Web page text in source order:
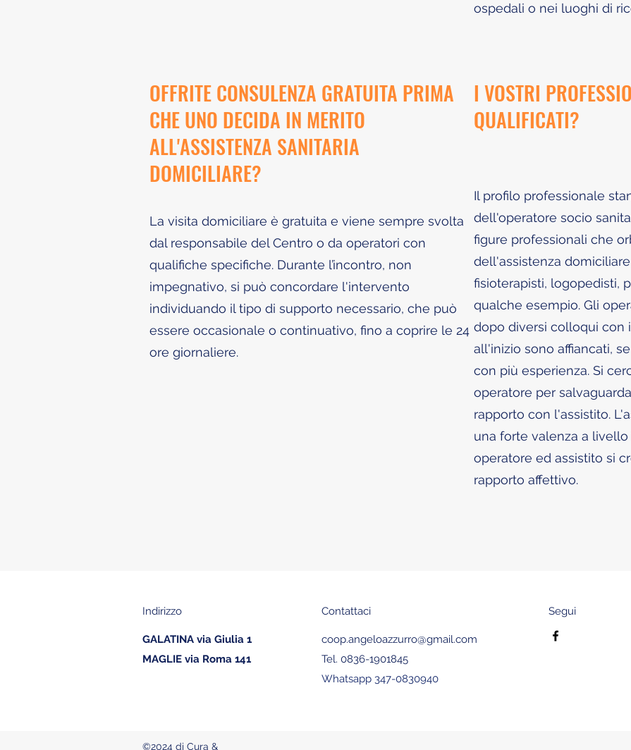
ospedali o nei luoghi di
OFFRITE CONSULENZA GRATUITA PRIMA
CHE UNO DECIDA IN MERITO
ALL'ASSISTENZA SANITARIA
DOMICILIARE?
La visita domiciliare è gratuita e viene sempre svolta
dal responsabile del Centro o da operatori con
qualifiche specifiche. Durante l’incontro, non
impegnativo, si può concordare l'intervento
individuando il tipo di supporto necessario, che può
essere occasionale o continuativo, fino a coprire le 24
ore giornaliere.
I VOSTRI
QUALIFICATI?
Il profilo professionale
dell'operatore socio
figure professionali che
dell'assistenza
fisioterapisti, logopedisti,
qualche esempio. Gli
dopo diversi colloqui con
all'inizio sono affiancati,
con più esperienza. Si
operatore per
rapporto con l'assistito.
una forte valenza a
operatore ed assistito si
rapporto affettivo.
Indirizzo
GALATINA via Giulia 1
MAGLIE via Roma 141
Contattaci
coop.angeloazzurro@gmail.com
Tel. 0836-1901845
Whatsapp 347-0830940
Segui
©2024 di Cura &